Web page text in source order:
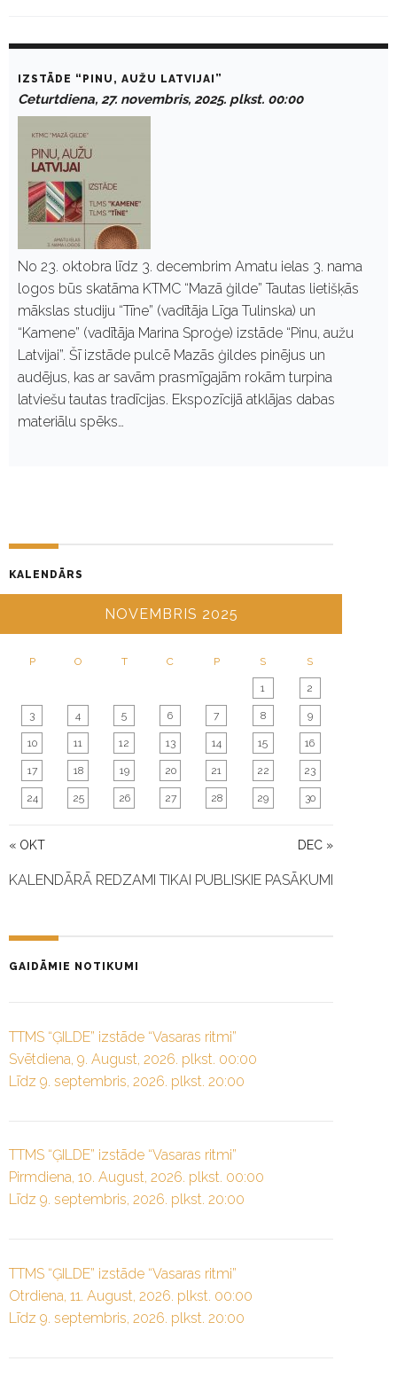
IZSTĀDE “PINU, AUŽU LATVIJAI”
Ceturtdiena, 27. novembris, 2025. plkst. 00:00
No 23. oktobra līdz 3. decembrim Amatu ielas 3. nama
logos būs skatāma KTMC “Mazā ģilde” Tautas lietišķās
mākslas studiju “Tīne” (vadītāja Līga Tulinska) un
“Kamene” (vadītāja Marina Sproģe) izstāde “Pinu, aužu
Latvijai”. Šī izstāde pulcē Mazās ģildes pinējus un
audējus, kas ar savām prasmīgajām rokām turpina
latviešu tautas tradīcijas. Ekspozīcijā atklājas dabas
materiālu spēks…
KALENDĀRS
NOVEMBRIS 2025
P O T C P S S
« OKT DEC »
1 2
3 4 5 6 7 8 9
10 11 12 13 14 15 16
17 18 19 20 21 22 23
24 25 26 27 28 29 30
KALENDĀRĀ REDZAMI TIKAI PUBLISKIE PASĀKUMI
GAIDĀMIE NOTIKUMI
TTMS “ĢILDE” izstāde “Vasaras ritmi”
Svētdiena, 9. August, 2026. plkst. 00:00
Līdz 9. septembris, 2026. plkst. 20:00
TTMS “ĢILDE” izstāde “Vasaras ritmi”
Pirmdiena, 10. August, 2026. plkst. 00:00
Līdz 9. septembris, 2026. plkst. 20:00
TTMS “ĢILDE” izstāde “Vasaras ritmi”
Otrdiena, 11. August, 2026. plkst. 00:00
Līdz 9. septembris, 2026. plkst. 20:00